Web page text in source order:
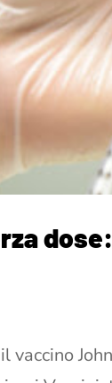
vaccino